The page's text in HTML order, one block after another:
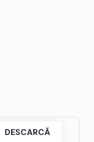
DESCARCĂ